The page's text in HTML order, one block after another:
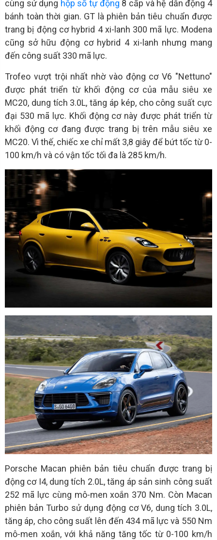
cùng sử dụng hộp số tự động 8 cấp và hệ dẫn động 4
bánh toàn thời gian. GT là phiên bản tiêu chuẩn được
trang bị động cơ hybrid 4 xi-lanh 300 mã lực. Modena
cũng sở hữu động cơ hybrid 4 xi-lanh nhưng mang
đến công suất 330 mã lực.
Trofeo vượt trội nhất nhờ vào động cơ V6 "Nettuno"
được phát triển từ khối động cơ của mẫu siêu xe
MC20, dung tích 3.0L, tăng áp kép, cho công suất cực
đại 530 mã lực. Khối động cơ này được phát triển từ
khối động cơ đang được trang bị trên mẫu siêu xe
MC20. Vì thế, chiếc xe chỉ mất 3,8 giây để bứt tốc từ 0-
100 km/h và có vận tốc tối đa là 285 km/h.
Porsche Macan phiên bản tiêu chuẩn được trang bị
động cơ I4, dung tích 2.0L, tăng áp sản sinh công suất
252 mã lực cùng mô-men xoắn 370 Nm. Còn Macan
phiên bản Turbo sử dụng động cơ V6, dung tích 3.0L,
tăng áp, cho công suất lên đến 434 mã lực và 550 Nm
mô-men xoắn, với khả năng tăng tốc từ 0-100 km/h